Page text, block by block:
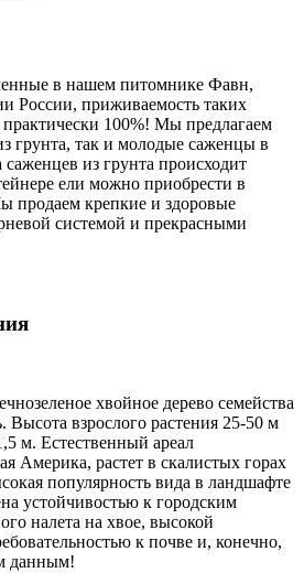
в нашем питомнике Фавн,
России, приживаемость таких
100%! Мы предлагаем
грунта, так и молодые саженцы в
из грунта происходит
ели можно приобрести в
продаем крепкие и здоровые
системой и прекрасными
хвойное дерево семейства
взрослого растения 25-50 м
м. Естественный ареал
Америка, растет в скалистых горах
популярность вида в ландшафте
устойчивостью к городским
налета на хвое, высокой
к почве и, конечно,
данным!